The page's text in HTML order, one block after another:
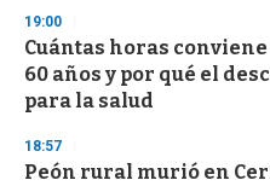
19:00
Cuántas horas
60 años y por qué el
para la salud
18:57
Peón rural murió en